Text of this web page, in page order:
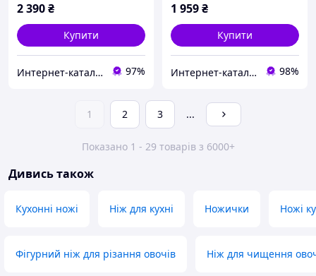
2 390₴
Купити
Интернет-катал​ог ск​​​​ид​​ок "OBNOVKA" 97%
1 959₴
Купити
Интерн​ет-кат​а​л​ог ск​​и​до​к "GALANTI" 98%
1 2 3 ...
Показано 1 - 29 товарів з 6000+
Дивись також
Кухонні ножі Ніж для кухні Ножички Ножі
Фігурний ніж для різання овочів Ніж для чищення